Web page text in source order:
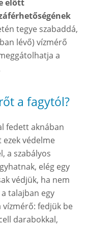
előtt
tegye szabaddá,
lévő) vízmérő
a
a fagytól?
fedett aknában
védelme
a szabályos
elég egy
védjük, ha nem
talajban egy
fedjük be
darabokkal,